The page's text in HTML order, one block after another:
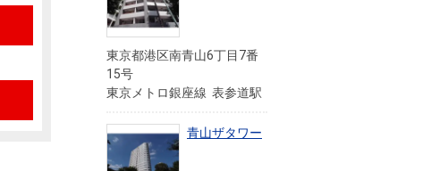
東京都港区南青山6丁目7番
15号
東京メトロ銀座線 表参道駅
青山ザタワー